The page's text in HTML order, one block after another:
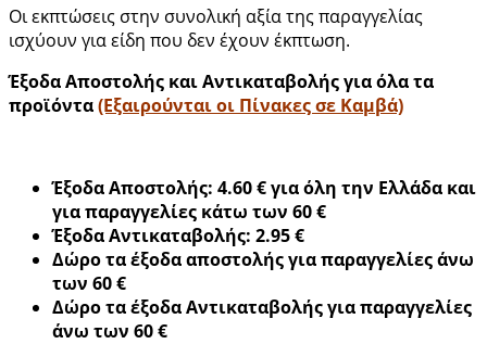
Οι εκπτώσεις στην συνολική αξία της παραγγελίας
ισχύουν για είδη που δεν έχουν έκπτωση.
Έξοδα Αποστολής και Αντικαταβολής για όλα τα
προϊόντα(Εξαιρούνται οι Πίνακες σε Καμβά)
Έξοδα Αποστολής: 4.60 € για όλη την Ελλάδα και
για παραγγελίες κάτω των 60 €
Έξοδα Αντικαταβολής: 2.95 €
Δώρο τα έξοδα αποστολής για παραγγελίες άνω
των 60 €
Δώρο τα έξοδα Αντικαταβολής για παραγγελίες
άνω των 60 €